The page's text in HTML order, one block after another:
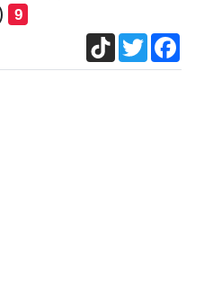
9
TikTokTwitter